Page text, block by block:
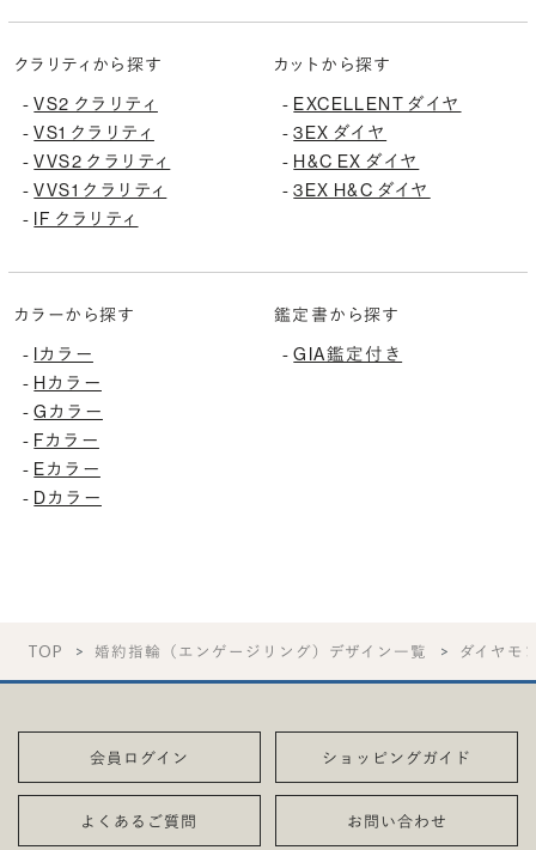
クラリティから探す
-VS2 クラリティ
-VS1 クラリティ
-VVS2 クラリティ
-VVS1 クラリティ
- IF クラリティ
カットから探す
- EXCELLENT ダイヤ
-3EX ダイヤ
- H&C EX ダイヤ
-3EX H&C ダイヤ
カラーから探す
- Iカラー
- Hカラー
-Gカラー
- Fカラー
- Eカラー
- Dカラー
鑑定書から探す
-GIA鑑定付き
TOP 婚約指輪（エンゲージリング）デザイン一覧 ダイヤモ
会員ログイン ショッピングガイド
よくあるご質問 お問い合わせ